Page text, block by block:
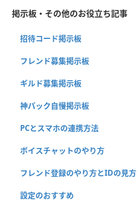
掲示板・その他のお役立ち記事
招待コード掲示板
フレンド募集掲示板
ギルド募集掲示板
神パック自慢掲示板
PCとスマホの連携方法
ボイスチャットのやり方
フレンド登録のやり方とIDの見方
設定のおすすめ